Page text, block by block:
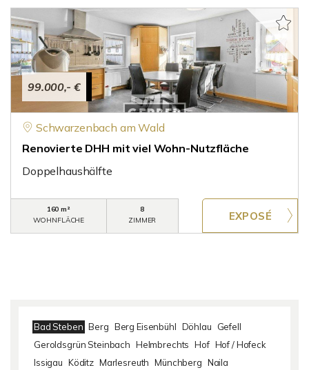
99.000,- €
Schwarzenbach am Wald
Renovierte DHH mit viel Wohn-Nutzfläche
Doppelhaushälfte
160 m²
WOHNFLÄCHE
8
ZIMMER
Bad Steben Berg Berg Eisenbühl Döhlau
Gefell
Geroldsgrün Steinbach Helmbrechts Hof Hof / Hofeck
Issigau Köditz Marlesreuth Münchberg Naila